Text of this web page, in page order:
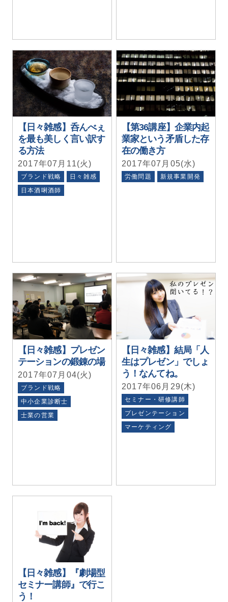
【日々雑感】呑んべぇ
を最も美しく言い訳す
る方法
2017年07月11(火)
ブランド戦略
日々雑感
日本酒唎酒師
【第36講座】企業内起
業家という矛盾した存
在の働き方
2017年07月05(水)
労働問題 新規事業開発
【日々雑感】プレゼン
テーションの鍛錬の場
2017年07月04(火)
ブランド戦略
中小企業診断士
士業の営業
【日々雑感】結局「人
生はプレゼン」でしょ
う！なんてね。
2017年06月29(木)
セミナー・研修講師
プレゼンテーション
マーケティング
【日々雑感】『劇場型
セミナー講師』で行こ
う！